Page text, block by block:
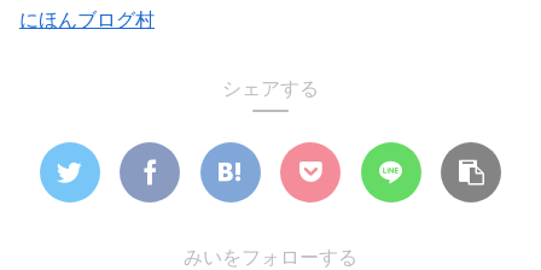
にほんブログ村
シェアする
みいをフォローする